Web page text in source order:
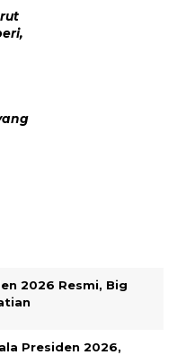
2026 Resmi, Big
Presiden 2026,